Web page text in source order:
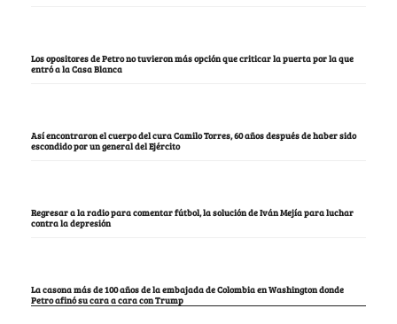
Los opositores de Petro no tuvieron más opción que criticar la puerta por la que
entró a la Casa Blanca
Así encontraron el cuerpo del cura Camilo Torres, 60 años después de haber sido
escondido por un general del Ejército
Regresar a la radio para comentar fútbol, la solución de Iván Mejía para luchar
contra la depresión
La casona más de 100 años de la embajada de Colombia en Washington donde
Petro afinó su cara a cara con Trump